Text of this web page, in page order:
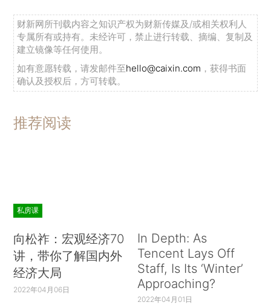
财新网所刊载内容之知识产权为财新传媒及/或相关权利人
专属所有或持有。未经许可，禁止进行转载、摘编、复制及
建立镜像等任何使用。
如有意愿转载，请发邮件至hello@caixin.com ，获得书面
确认及授权后，方可转载。
推荐阅读
私房课
向松祚：宏观经济70
讲，带你了解国内外
经济大局
2022年04月06日
In Depth: As
Tencent Lays Off
Staff, Is Its ‘Winter’
Approaching?
2022年04月01日